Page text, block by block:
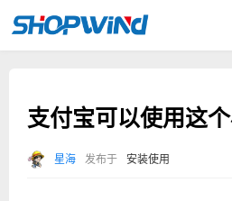
支付宝可以使用这
星海 发布于 安装使用